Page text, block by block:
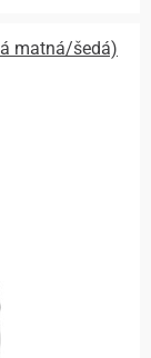
matná/šedá)